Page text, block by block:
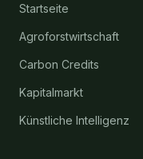
Startseite
Agroforstwirtschaft
Carbon Credits
Kapitalmarkt
Künstliche Intelligenz